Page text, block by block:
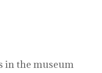
in the museum